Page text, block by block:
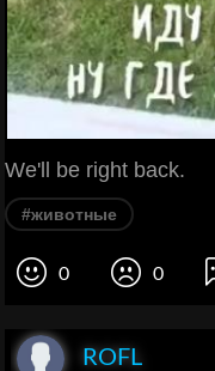
We'll be right back.
#животные
0 0
ROFL